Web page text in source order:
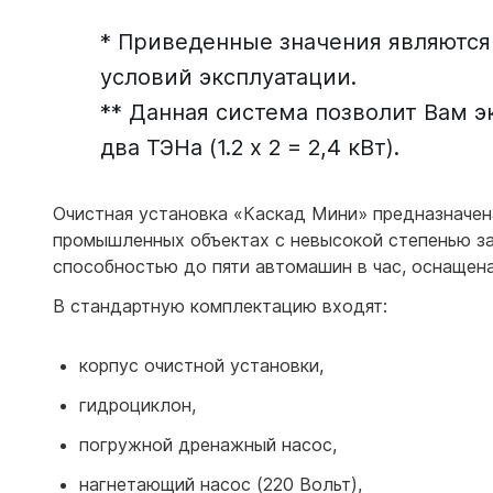
* Приведенные значения
условий эксплуатации.
** Данная система позволит Вам
два ТЭНа (1.2 х 2 = 2,4 кВт).
Очистная установка «Каскад Мини»
промышленных объектах с невысокой степенью
способностью до пяти автомашин в час,
В стандартную комплектацию входят:
корпус очистной установки,
гидроциклон,
погружной дренажный насос,
нагнетающий насос (220 Вольт),